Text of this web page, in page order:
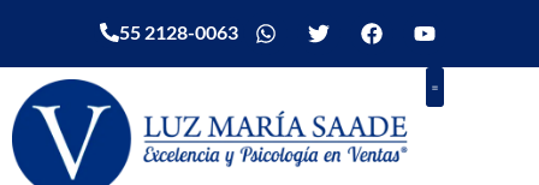
55 2128-0063